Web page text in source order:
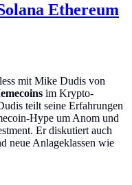
Ethereum
mit Mike Dudis von
im Krypto-
teilt seine Erfahrungen
Hype um Anom und
Er diskutiert auch
neue Anlageklassen wie